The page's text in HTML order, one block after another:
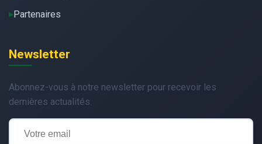
Partenaires
Newsletter
Abonnez-vous à notre newsletter pour recevoir les
dernières actualités.